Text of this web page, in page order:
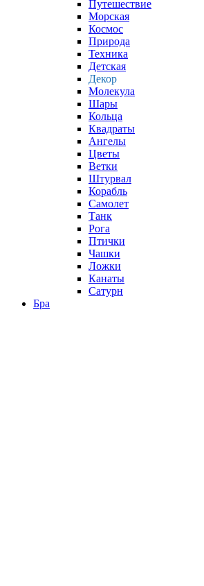
Путешествие
Морская
Космос
Природа
Техника
Детская
Декор
Молекула
Шары
Кольца
Квадраты
Ангелы
Цветы
Ветки
Штурвал
Корабль
Самолет
Танк
Рога
Птички
Чашки
Ложки
Канаты
Сатурн
Бра